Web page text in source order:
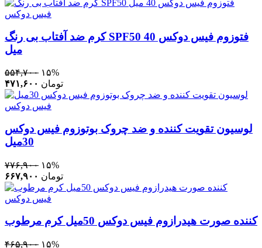
فیس دوکس
کرم ضد آفتاب بی رنگ SPF50 فتوزوم فیس دوکس 40
میل
۵۵۴,۷۰۰ ۱۵%
۴۷۱,۶۰۰ تومان
فیس دوکس
لوسیون تقویت کننده و ضد چروک بوتوزوم فیس دوکس
30میل
۷۷۶,۹۰۰ ۱۵%
۶۶۷,۹۰۰ تومان
فیس دوکس
کرم مرطوب ‎کننده صورت هیدرازوم فیس دوکس 50میل
۴۶۵,۹۰۰ ۱۵%